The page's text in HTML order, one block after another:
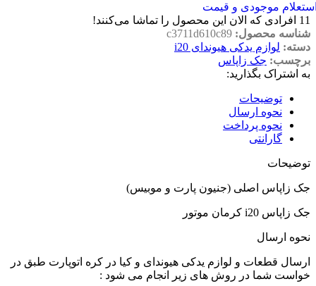
موجودی و قیمت
11 افرادی که الان این محصول را تماشا می‌کنند!
شناسه محصول: c3711d610c89
دسته: لوازم یدکی هیوندای i20
برچسب: جک زاپاس
به اشتراک بگذارید:
توضیحات
نحوه ارسال
نحوه پرداخت
گارانتی
توضیحات
جک زاپاس اصلی (جنیون پارت و موبیس)
جک زاپاس i20 کرمان موتور
نحوه ارسال
ارسال قطعات و لوازم یدکی هیوندای و کیا در کره اتوپارت طبق در
خواست شما در روش های زیر انجام می شود :